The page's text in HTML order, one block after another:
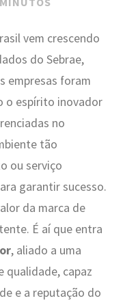
vem crescendo
do Sebrae,
empresas foram
o espírito inovador
no
tão
ou serviço
garantir sucesso.
da marca de
É aí que entra
, aliado a uma
qualidade, capaz
e a reputação do